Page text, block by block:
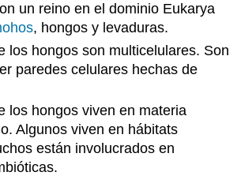
un reino en el dominio Eukarya
, hongos y levaduras.
los hongos son multicelulares. Son
paredes celulares hechas de
los hongos viven en materia
Algunos viven en hábitats
están involucrados en